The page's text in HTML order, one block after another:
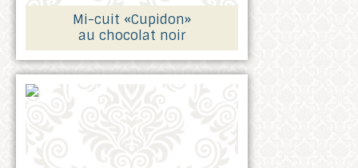
Mi-cuit «Cupidon»
au chocolat noir